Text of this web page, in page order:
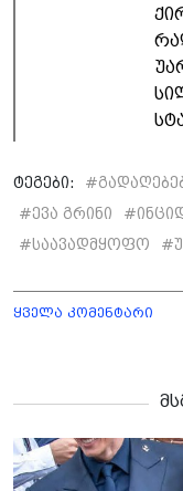
ტეგები: #
#ევა გრინი #
#საავადმყოფო #
ყველა კომენტარი